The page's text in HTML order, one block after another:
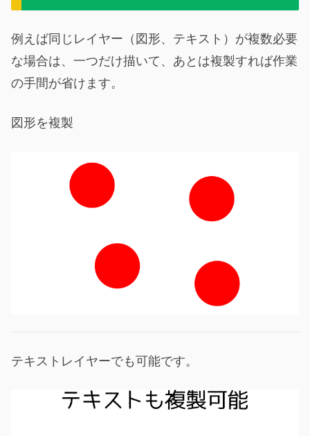
例えば同じレイヤー（図形、テキスト）が複数必要
な場合は、一つだけ描いて、あとは複製すれば作業
の手間が省けます。
図形を複製
テキストレイヤーでも可能です。